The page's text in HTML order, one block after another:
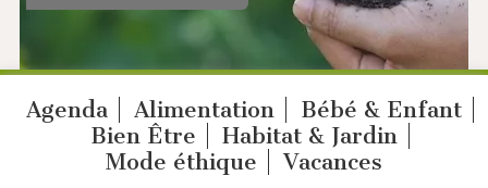
Agenda Alimentation
Bébé & Enfant
Bien Être
Habitat & Jardin
Mode éthique
Vacances